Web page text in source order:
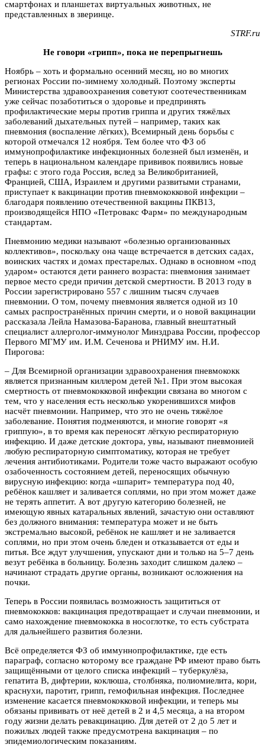
смартфонах и планшетах виртуальных животных, не
представленных в зверинце.
STRF.ru
Не говори «грипп», пока не перепрыгнешь
Ноябрь – хоть и формально осенний месяц, но во многих
регионах России по-зимнему холодный. Поэтому эксперты
Министерства здравоохранения советуют соотечественникам
уже сейчас позаботиться о здоровье и предпринять
профилактические меры против гриппа и других тяжёлых
заболеваний дыхательных путей – например, таких как
пневмония (воспаление лёгких), Всемирный день борьбы с
которой отмечался 12 ноября. Тем более что ФЗ об
иммунопрофилактике инфекционных болезней был изменён, и
теперь в национальном календаре прививок появились новые
графы: с этого года Россия, вслед за Великобританией,
Францией, США, Израилем и другими развитыми странами,
приступает к вакцинации против пневмококковой инфекции –
благодаря появлению отечественной вакцины ПКВ13,
производящейся НПО «Петровакс Фарм» по международным
стандартам.
Пневмонию медики называют «болезнью организованных
коллективов», поскольку она чаще встречается в детских садах,
воинских частях и домах престарелых. Однако в основном «под
ударом» остаются дети раннего возраста: пневмония занимает
первое место среди причин детской смертности. В 2013 году в
России зарегистрировано 557 с лишним тысяч случаев
пневмонии. О том, почему пневмония является одной из 10
самых распространённых причин смерти, и о новой вакцинации
рассказала Лейла Намазова-Баранова, главный внештатный
специалист аллерголог-иммунолог Минздрава России, профессор
Первого МГМУ им. И.М. Сеченова и РНИМУ им. Н.И.
Пирогова:
– Для Всемирной организации здравоохранения пневмококк
является признанным киллером детей №1. При этом высокая
смертность от пневмококковой инфекции связана во многом с
тем, что у населения есть несколько укоренившихся мифов
насчёт пневмонии. Например, что это не очень тяжёлое
заболевание. Понятия подменяются, и многие говорят «я
гриппую», в то время как переносят лёгкую респираторную
инфекцию. И даже детские доктора, увы, называют пневмонией
любую респираторную симптоматику, которая не требует
лечения антибиотиками. Родители тоже часто выражают особую
озабоченность состоянием детей, переносящих обычную
вирусную инфекцию: когда «шпарит» температура под 40,
ребёнок кашляет и заливается соплями, но при этом может даже
не терять аппетит. А вот другую категорию болезней, не
имеющую явных катаральных явлений, зачастую они оставляют
без должного внимания: температура может и не быть
экстремально высокой, ребёнок не кашляет и не заливается
соплями, но при этом очень бледен и отказывается от еды и
питья. Все ждут улучшения, упускают дни и только на 5–7 день
везут ребёнка в больницу. Болезнь заходит слишком далеко –
начинают страдать другие органы, возникают осложнения на
почки.
Теперь в России появилась возможность защититься от
пневмококков: вакцинация предотвращает и случаи пневмонии, и
само нахождение пневмококка в носоглотке, то есть субстрата
для дальнейшего развития болезни.
Всё определяется ФЗ об иммуннопрофилактике, где есть
параграф, согласно которому все граждане РФ имеют право быть
защищёнными от целого списка инфекций – туберкулёза,
гепатита B, дифтерии, коклюша, столбняка, полиомиелита, кори,
краснухи, паротит, грипп, гемофильная инфекция. Последнее
изменение касается пневмококковой инфекции, и теперь мы
обязаны прививать от неё детей в 2 и 4,5 месяца, а на втором
году жизни делать ревакцинацию. Для детей от 2 до 5 лет и
пожилых людей также предусмотрена вакцинация – по
эпидемиологическим показаниям.